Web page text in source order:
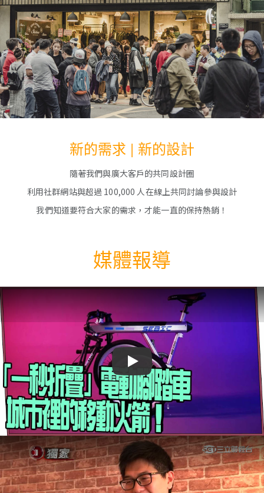
新的需求 | 新的設計
隨著我們與廣大客戶的共同設計圈
利用社群網站與超過 100,000 人在線上共同討論參與設計
我們知道要符合大家的需求，才能一直的保持熱銷！
媒體報導
Play